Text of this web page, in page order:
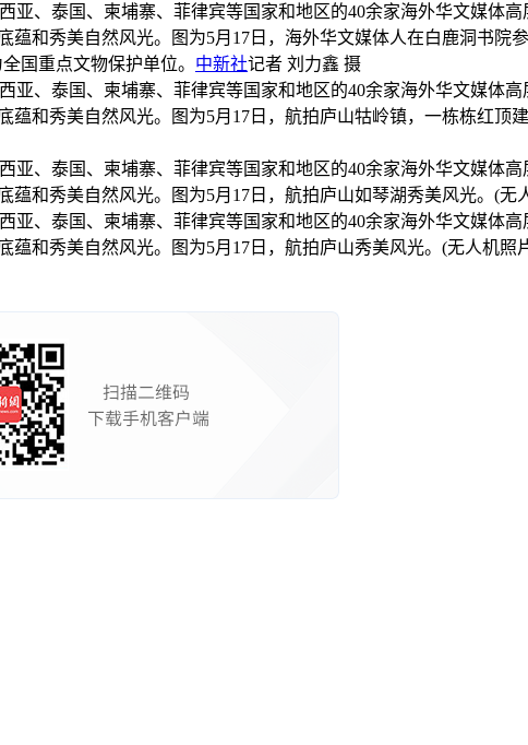
、泰国、柬埔寨、菲律宾等国家和地区的40余家海外华文媒体高
和秀美自然风光。图为5月17日，海外华文媒体人在白鹿洞书院
国重点文物保护单位。 中新社记者 刘力鑫 摄
、泰国、柬埔寨、菲律宾等国家和地区的40余家海外华文媒体高
和秀美自然风光。图为5月17日，航拍庐山牯岭镇，一栋栋红顶
、泰国、柬埔寨、菲律宾等国家和地区的40余家海外华文媒体高
和秀美自然风光。图为5月17日，航拍庐山如琴湖秀美风光。(无
、泰国、柬埔寨、菲律宾等国家和地区的40余家海外华文媒体高
和秀美自然风光。图为5月17日，航拍庐山秀美风光。(无人机照